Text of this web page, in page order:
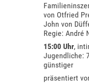
von Otfried
John von
Regie: André
15:00 Uhr,
Jugendliche:
günstiger
präsentiert